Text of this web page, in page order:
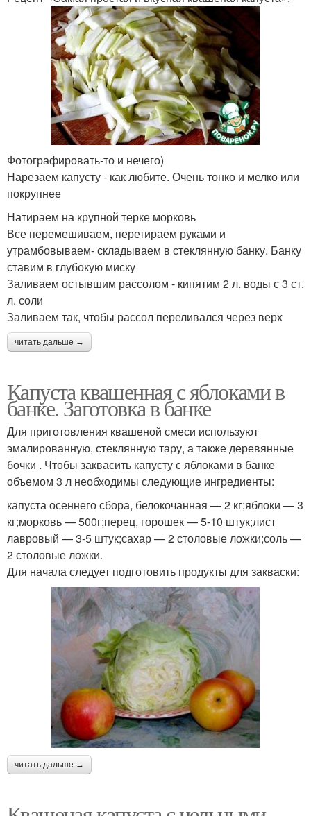
Фотографировать-то и нечего)
Нарезаем капусту - как любите. Очень тонко и мелко или
покрупнее
Натираем на крупной терке морковь
Все перемешиваем, перетираем руками и
утрамбовываем- складываем в стеклянную банку. Банку
ставим в глубокую миску
Заливаем остывшим рассолом - кипятим 2 л. воды с 3 ст.
л. соли
Заливаем так, чтобы рассол переливался через верх
читать дальше →
Капуста квашенная с яблоками в
банке. Заготовка в банке
Для приготовления квашеной смеси используют
эмалированную, стеклянную тару, а также деревянные
бочки . Чтобы заквасить капусту с яблоками в банке
объемом 3 л необходимы следующие ингредиенты:
капуста осеннего сбора, белокочанная — 2 кг;яблоки — 3
кг;морковь — 500г;перец, горошек — 5-10 штук;лист
лавровый — 3-5 штук;сахар — 2 столовые ложки;соль —
2 столовые ложки.
Для начала следует подготовить продукты для закваски:
читать дальше →